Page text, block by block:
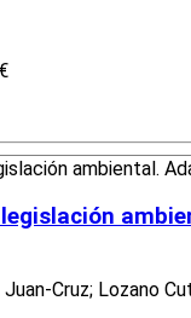
Cruz; Lozano